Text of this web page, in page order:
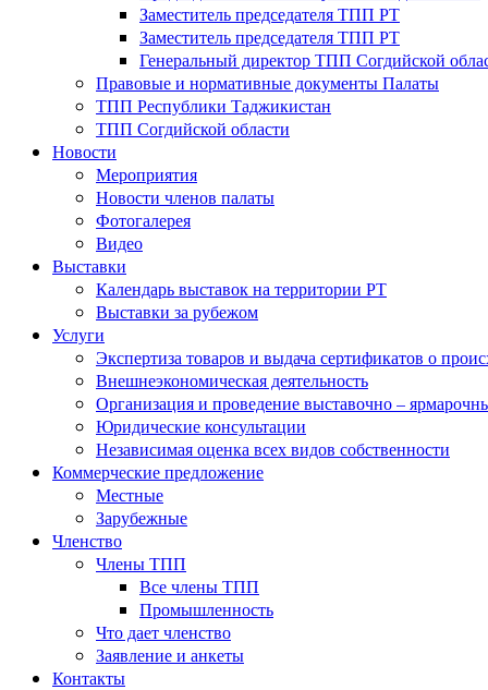
Заместитель председателя ТПП РТ
Заместитель председателя ТПП РТ
Генеральный директор ТПП Согдийской
Правовые и нормативные документы Палаты
ТПП Республики Таджикистан
ТПП Согдийской области
Новости
Мероприятия
Новости членов палаты
Фотогалерея
Видео
Выставки
Календарь выставок на территории РТ
Выставки за рубежом
Услуги
Экспертиза товаров и выдача сертификатов о
Внешнеэкономическая деятельность
Организация и проведение выставочно –
Юридические консультации
Независимая оценка всех видов собственности
Коммерческие предложение
Местные
Зарубежные
Членство
Члены ТПП
Все члены ТПП
Промышленность
Что дает членство
Заявление и анкеты
Контакты